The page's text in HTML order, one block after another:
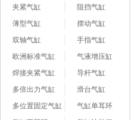
夹紧气缸
阻挡气缸
薄型气缸
摆动气缸
双轴气缸
手指气缸
欧洲标准气缸
气液增压缸
焊接夹紧气缸
导杆气缸
多倍出力气缸
滑台气缸
多位置固定气缸
气缸单耳环